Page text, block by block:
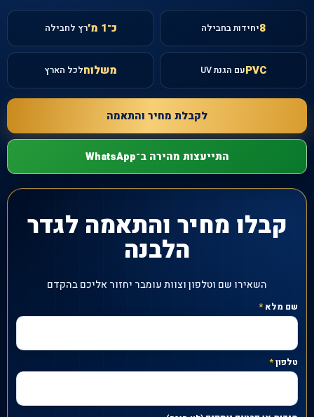
יחידות בחבילה רץ לחבילה
PVCעם הגנת UV משלוחלכל הארץ
לקבלת מחיר והתאמה
התייעצות מהירה ב־WhatsApp
קבלו מחיר והתאמה לגדר
הלבנה
השאירו שם וטלפון וצוות עומבר יחזור אליכם בהקדם
שם מלא*
טלפון*